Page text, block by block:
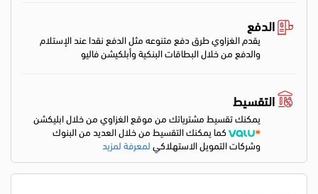
الدفع
يقدم الغزاوي طرق دفع متنوعه مثل الدفع نقدا عند الإستلام
والدفع من خلال البطاقات البنكية وأبلكيشن فاليو
التقسيط
يمكنك تقسيط مشترياتك من موقع الغزاوي من خلال ابليكشن
كما يمكنك التقسيط من خلال العديد من البنوك
وشركات التمويل الاستهلاكيلمعرفة لمزيد